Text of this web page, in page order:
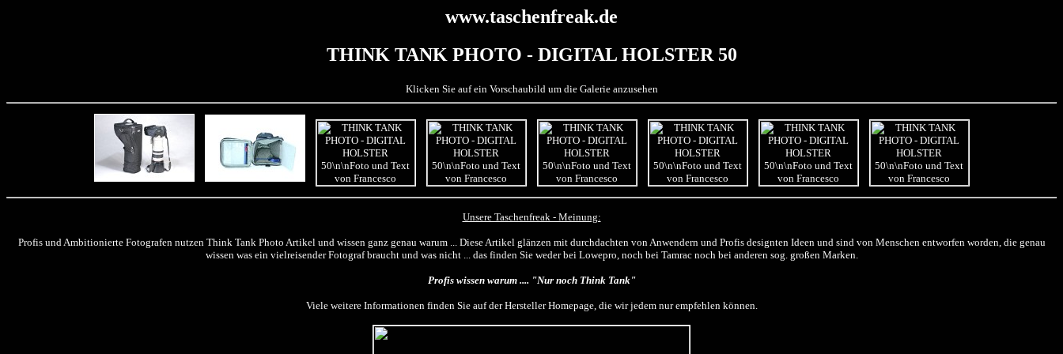
www.taschenfreak.de
THINK TANK PHOTO - DIGITAL HOLSTER 50
Klicken Sie auf ein Vorschaubild um die Galerie anzusehen
Unsere Taschenfreak - Meinung:
Profis und Ambitionierte Fotografen nutzen Think Tank Photo Artikel und wissen ganz genau warum ... Diese Artikel glänzen mit durchdachten von Anwendern und Profis designten Ideen und sind von Menschen entworfen worden, die genau
wissen was ein vielreisender Fotograf braucht und was nicht ... das finden Sie weder bei Lowepro, noch bei Tamrac noch bei anderen sog. großen Marken.
Profis wissen warum .... "Nur noch Think Tank"
Viele weitere Informationen finden Sie auf der Hersteller Homepage, die wir jedem nur empfehlen können.